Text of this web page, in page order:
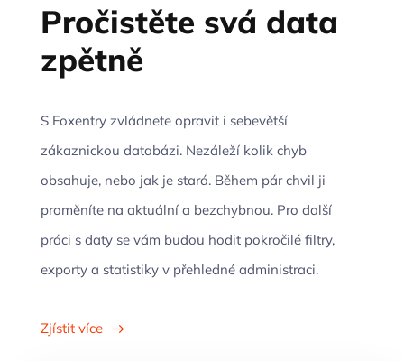
Pročistěte svá data
zpětně
S Foxentry zvládnete opravit i sebevětší
zákaznickou databázi. Nezáleží kolik chyb
obsahuje, nebo jak je stará. Během pár chvil ji
proměníte na aktuální a bezchybnou. Pro další
práci s daty se vám budou hodit pokročilé filtry,
exporty a statistiky v přehledné administraci.
Zjístit více